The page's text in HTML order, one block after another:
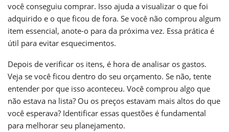
você conseguiu comprar. Isso ajuda a visualizar o que foi
adquirido e o que ficou de fora. Se você não comprou algum
item essencial, anote-o para da próxima vez. Essa prática é
útil para evitar esquecimentos.
Depois de verificar os itens, é hora de analisar os gastos.
Veja se você ficou dentro do seu orçamento. Se não, tente
entender por que isso aconteceu. Você comprou algo que
não estava na lista? Ou os preços estavam mais altos do que
você esperava? Identificar essas questões é fundamental
para melhorar seu planejamento.